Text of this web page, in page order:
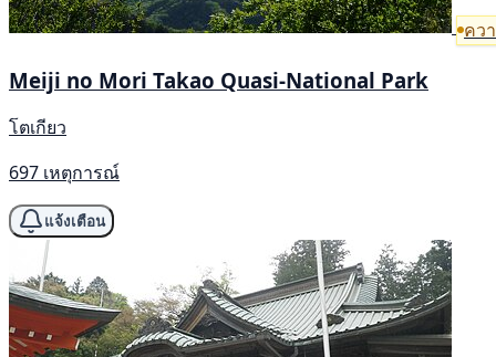
คว
Meiji no Mori Takao Quasi-National Park
โตเกียว
697 เหตุการณ์
แจ้งเตือน